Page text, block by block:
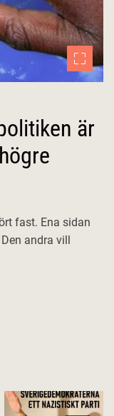
är
fast. Ena sidan
andra vill